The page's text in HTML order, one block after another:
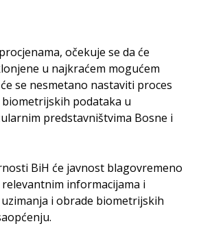
očekuje se da će
u najkraćem mogućem
se nesmetano nastaviti proces
podataka u
predstavništvima Bosne i
BiH će javnost blagovremeno
informacijama i
i obrade biometrijskih